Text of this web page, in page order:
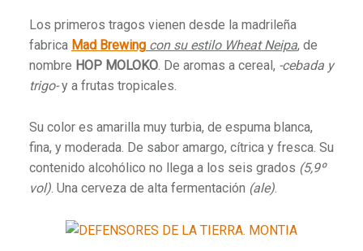
Los primeros tragos vienen desde la madrileña
fabrica Mad Brewing con su estilo Wheat Neipa, de
nombre HOP MOLOKO. De aromas a cereal, -cebada y
trigo-y a frutas tropicales.
Su color es amarilla muy turbia, de espuma blanca,
fina, y moderada. De sabor amargo, cítrica y fresca. Su
contenido alcohólico no llega a los seis grados (5,9º
vol). Una cerveza de alta fermentación (ale).